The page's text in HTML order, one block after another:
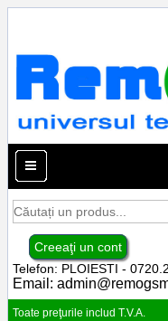
Creeaţi un cont
Telefon: PLOIESTI -
Email:
Toate preţurile includ T.V.A.